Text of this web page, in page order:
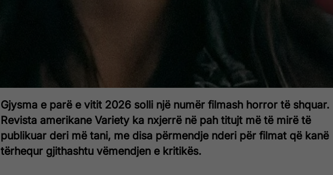
Gjysma e parë e vitit 2026 solli një numër filmash horror të shquar.
Revista amerikane Variety ka nxjerrë në pah titujt më të mirë të
publikuar deri më tani, me disa përmendje nderi për filmat që kanë
tërhequr gjithashtu vëmendjen e kritikës.